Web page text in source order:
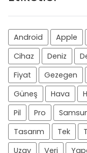
Android Apple
Cihaz
Deniz
Fiyat
Gezegen
Güneş
Hava
Pil
Pro
Tasarım
Tek
Uzay
Veri